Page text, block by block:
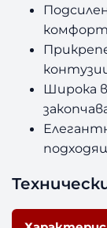
комфорт
Широка